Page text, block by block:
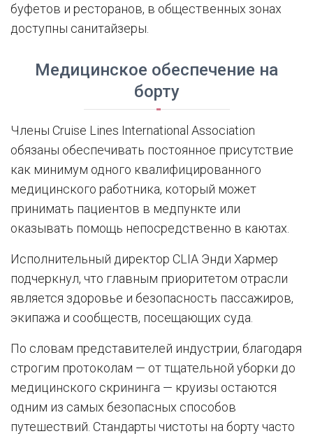
буфетов и ресторанов, в общественных зонах
доступны санитайзеры.
Медицинское обеспечение на
борту
Члены Cruise Lines International Association
обязаны обеспечивать постоянное присутствие
как минимум одного квалифицированного
медицинского работника, который может
принимать пациентов в медпункте или
оказывать помощь непосредственно в каютах.
Исполнительный директор CLIA Энди Хармер
подчеркнул, что главным приоритетом отрасли
является здоровье и безопасность пассажиров,
экипажа и сообществ, посещающих суда.
По словам представителей индустрии, благодаря
строгим протоколам — от тщательной уборки до
медицинского скрининга — круизы остаются
одним из самых безопасных способов
путешествий. Стандарты чистоты на борту часто